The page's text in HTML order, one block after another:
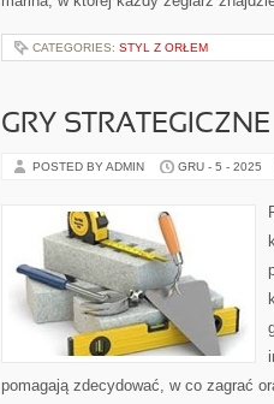
CATEGORIES: STYL Z ORŁEM
GRY STRATEGICZNE
POSTED BY ADMIN GRU - 5 - 2025
pomagają zdecydować, w co zagrać